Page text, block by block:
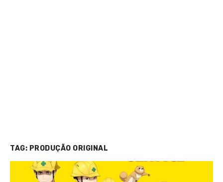
TAG: PRODUÇÃO ORIGINAL